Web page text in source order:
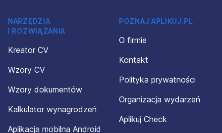
NARZĘDZIA
I ROZWIĄZANIA
Kreator CV
Wzory CV
Wzory dokumentów
Kalkulator wynagrodzeń
Aplikacja mobilna Android
POZNAJ APLIKUJ.PL
O firmie
Kontakt
Polityka prywatności
Organizacja wydarzeń
Aplikuj Check